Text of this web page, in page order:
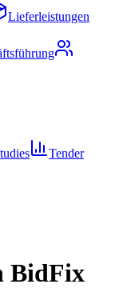
Lieferleistungen
Tender
BidFix